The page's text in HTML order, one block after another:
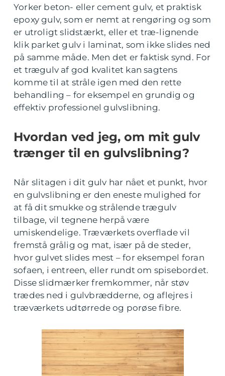
Yorker beton- eller cement gulv, et praktisk
epoxy gulv, som er nemt at rengøring og som
er utroligt slidstærkt, eller et træ-lignende
klik parket gulv i laminat, som ikke slides ned
på samme måde. Men det er faktisk synd. For
et trægulv af god kvalitet kan sagtens
komme til at stråle igen med den rette
behandling – for eksempel en grundig og
effektiv professionel gulvslibning.
Hvordan ved jeg, om mit gulv
trænger til en gulvslibning?
Når slitagen i dit gulv har nået et punkt, hvor
en gulvslibning er den eneste mulighed for
at få dit smukke og strålende trægulv
tilbage, vil tegnene herpå være
umiskendelige. Træværkets overflade vil
fremstå grålig og mat, især på de steder,
hvor gulvet slides mest – for eksempel foran
sofaen, i entreen, eller rundt om spisebordet.
Disse slidmærker fremkommer, når støv
trædes ned i gulvbrædderne, og aflejres i
træværkets udtørrede og porøse fibre.